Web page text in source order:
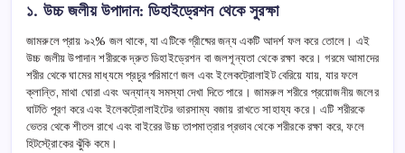
১. উচ্চ জলীয় উপাদান: ডিহাইড্রেশন থেকে সুরক্ষা
জামরুলে প্রায় ৯২% জল থাকে, যা এটিকে গ্রীষ্মের জন্য একটি আদর্শ ফল করে তোলে। এই
উচ্চ জলীয় উপাদান শরীরকে দ্রুত ডিহাইড্রেশন বা জলশূন্যতা থেকে রক্ষা করে। গরমে আমাদের
শরীর থেকে ঘামের মাধ্যমে প্রচুর পরিমাণে জল এবং ইলেকট্রোলাইট বেরিয়ে যায়, যার ফলে
ক্লান্তি, মাথা ঘোরা এবং অন্যান্য সমস্যা দেখা দিতে পারে। জামরুল শরীরে প্রয়োজনীয় জলের
ঘাটতি পূরণ করে এবং ইলেকট্রোলাইটের ভারসাম্য বজায় রাখতে সাহায্য করে। এটি শরীরকে
ভেতর থেকে শীতল রাখে এবং বাইরের উচ্চ তাপমাত্রার প্রভাব থেকে শরীরকে রক্ষা করে, ফলে
হিটস্ট্রোকের ঝুঁকি কমে।